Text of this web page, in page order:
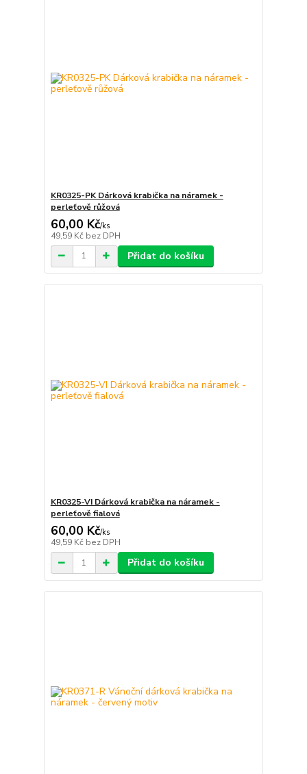
KR0325-PK Dárková krabička na náramek -
perleťově růžová
60,00 Kč/ks
49,59 Kč bez DPH
Přidat do košíku
KR0325-VI Dárková krabička na náramek -
perleťově fialová
60,00 Kč/ks
49,59 Kč bez DPH
Přidat do košíku